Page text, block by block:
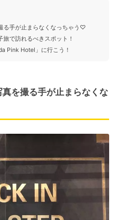
る手が止まらなくなっちゃう♡
で訪れるべきスポット！
Pink Hotel」に行こう！
を撮る手が止まらなくな